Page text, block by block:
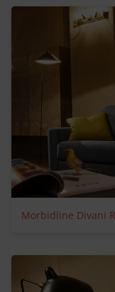
Morbidline Divani